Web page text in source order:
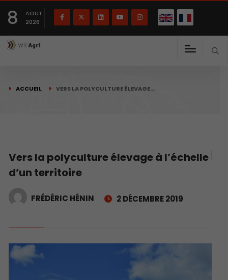
8
AOUT
2026
ACCUEIL VERS LA POLYCULTURE ÉLEVAGE…
Vers la polyculture élevage à l’échelle
d’un territoire
FRÉDÉRIC HÉNIN 2 DÉCEMBRE 2019
Français English(English)